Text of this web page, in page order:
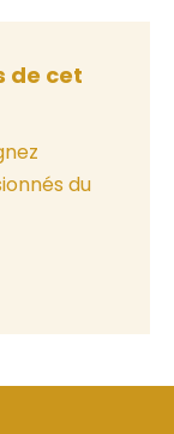
de cet
du